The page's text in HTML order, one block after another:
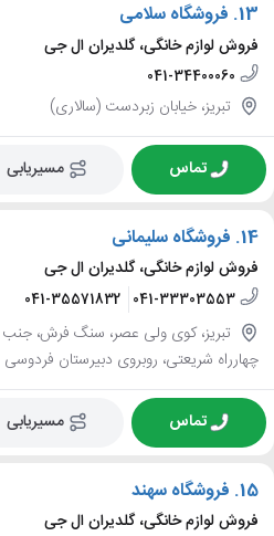
13. فروشگاه سلامی
فروش لوازم خانگی، گلدیران ال جی
041-34400060
تبریز، خیابان زبردست (سالاری)
تماس مسیریابی
14. فروشگاه سلیمانی
فروش لوازم خانگی، گلدیران ال جی
041-33303553
041-35571832
تبریز، کوی ولی عصر، سنگ فرش، جنب
چهارراه شریعتی، روبروی دبیرستان فردوسی
تماس مسیریابی
15. فروشگاه سهند
فروش لوازم خانگی، گلدیران ال جی